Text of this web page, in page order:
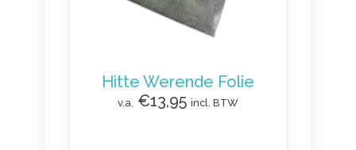
Hitte Werende Folie
v.a. €13,95 incl. BTW